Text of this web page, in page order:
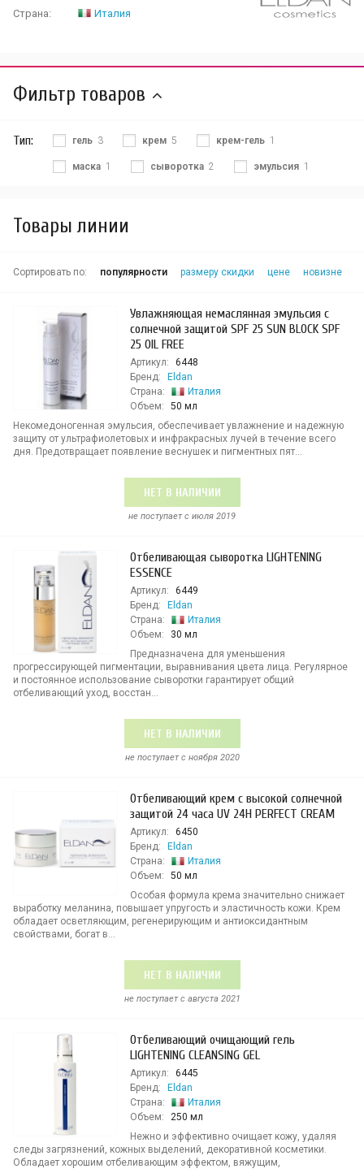
Страна:
Италия
Фильтр товаров
Тип: гель 3 крем 5 крем-гель 1
маска 1 сыворотка 2 эмульсия 1
Товары линии
Сортировать по: популярности размеру скидки цене новизне
Увлажняющая немаслянная эмульсия с
солнечной защитой SPF 25 SUN BLOСK SPF
25 OIL FREE
Артикул:
6448
Бренд:
Eldan
Страна:
Италия
Объем:
50 мл
Некомедоногенная эмульсия, обеспечивает увлажнение и надежную
защиту от ультрафиолетовых и инфракрасных лучей в течение всего
дня. Предотвращает появление веснушек и пигментных пят...
НЕТ В НАЛИЧИИ
не поступает c июля 2019
Отбеливающая сыворотка LIGHTENING
ESSENCE
Артикул:
6449
Бренд:
Eldan
Страна:
Италия
Объем:
30 мл
Предназначена для уменьшения
прогрессирующей пигментации, выравнивания цвета лица. Регулярное
и постоянное использование сыворотки гарантирует общий
отбеливающий уход, восстан...
НЕТ В НАЛИЧИИ
не поступает c ноября 2020
Отбеливающий крем с высокой солнечной
защитой 24 часа UV 24H PERFECT CREAM
Артикул:
6450
Бренд:
Eldan
Страна:
Италия
Объем:
50 мл
Особая формула крема значительно снижает
выработку меланина, повышает упругость и эластичность кожи. Крем
обладает осветляющим, регенерирующим и антиоксидантным
свойствами, богат в...
НЕТ В НАЛИЧИИ
не поступает c августа 2021
Отбеливающий очищающий гель
LIGHTENING CLEANSING GEL
Артикул:
6445
Бренд:
Eldan
Страна:
Италия
Объем:
250 мл
Нежно и эффективно очищает кожу, удаляя
следы загрязнений, кожных выделений, декоративной косметики.
Обладает хорошим отбеливающим эффектом, вяжущим,